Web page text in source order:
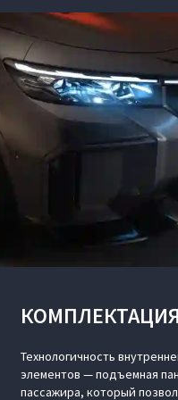
Технологичность
элементов — подъемная
пассажира, который